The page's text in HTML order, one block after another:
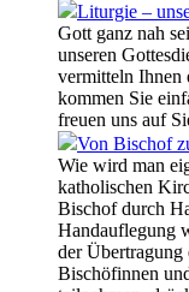
Liturgie –
Gott ganz nah
unseren
vermitteln Ihnen
kommen Sie
freuen uns auf
Von Bischof
Wie wird man
katholischen
Bischof durch
Handauflegung
der Übertragung
Bischöfinnen